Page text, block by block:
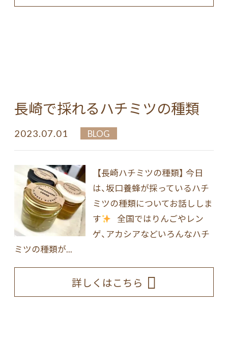
長崎で採れるハチミツの種類
2023.07.01 BLOG
【長崎ハチミツの種類】 今日
は、坂口養蜂が採っているハチ
ミツの種類についてお話ししま
す
全国ではりんごやレン
ゲ、アカシアなどいろんなハチ
ミツの種類が...
詳しくはこちら